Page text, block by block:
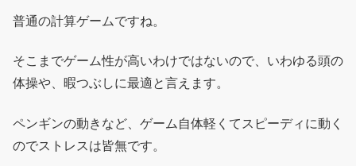
普通の計算ゲームですね。
そこまでゲーム性が高いわけではないので、いわゆる頭の
体操や、暇つぶしに最適と言えます。
ペンギンの動きなど、ゲーム自体軽くてスピーディに動く
のでストレスは皆無です。